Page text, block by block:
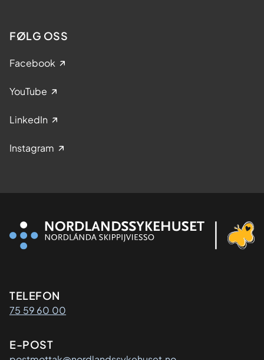
FØLG OSS
Facebook
YouTube
LinkedIn
Instagram
Kontaktinformasjon
TELEFON
75 59 60 00
E-POST